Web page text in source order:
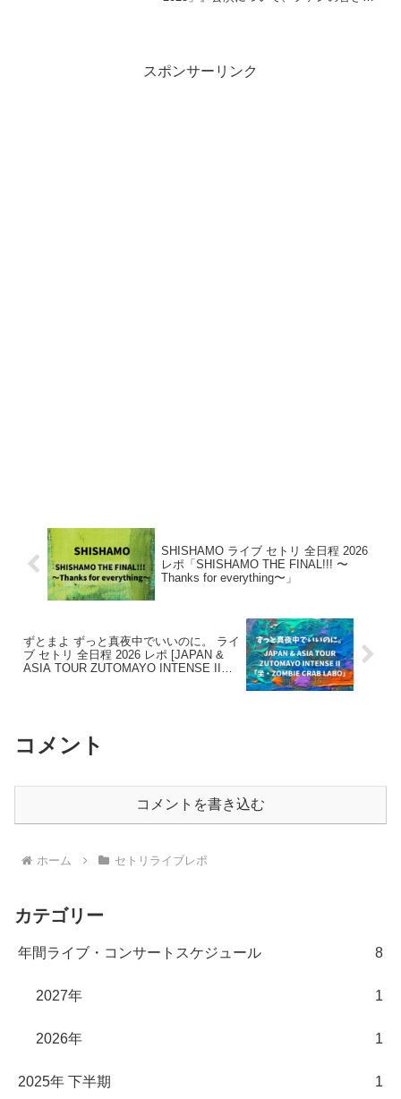
スポンサーリンク
SHISHAMO ライブ セトリ 全日程 2026
レポ「SHISHAMO THE FINAL!!! 〜
Thanks for everything〜」
ずとまよ ずっと真夜中でいいのに。 ライ
ブ セトリ 全日程 2026 レポ [JAPAN &
ASIA TOUR ZUTOMAYO INTENSE II
コメント
コメントを書き込む
ホーム セトリライブレポ
カテゴリー
年間ライブ・コンサートスケジュール 8
2027年 1
2026年 1
2025年 下半期 1